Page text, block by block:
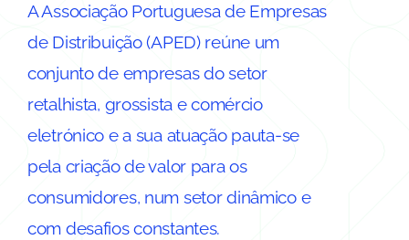
A Associação Portuguesa de Empresas
de Distribuição (APED) reúne um
conjunto de empresas do setor
retalhista, grossista e comércio
eletrónico e a sua atuação pauta-se
pela criação de valor para os
consumidores, num setor dinâmico e
com desafios constantes.